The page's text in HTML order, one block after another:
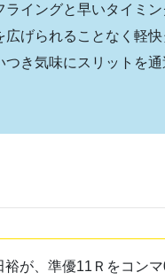
イングと早いタイミ
げられることなく軽
き気味にスリットを通
が、準優11Ｒをコン